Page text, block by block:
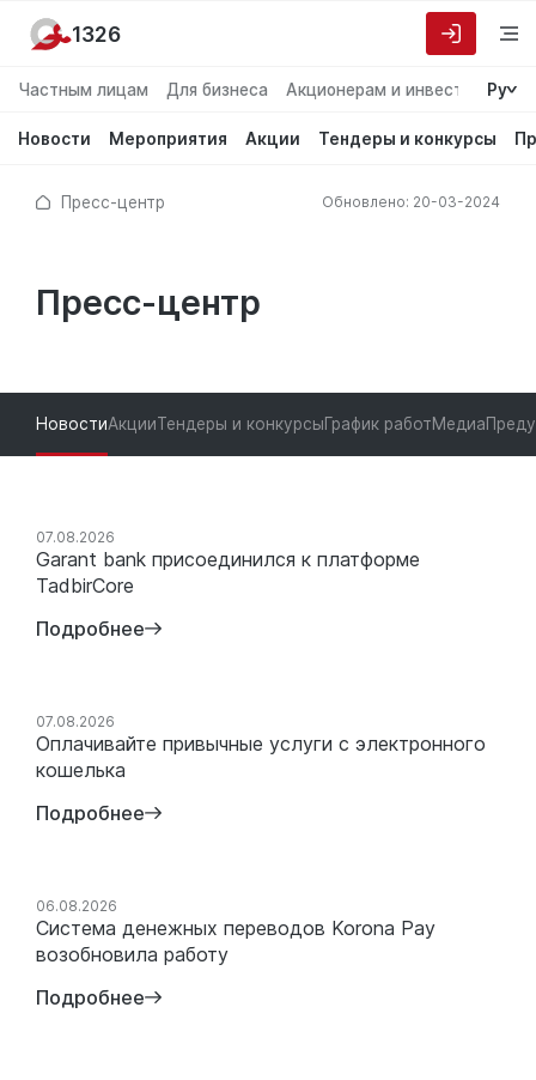
Частным лицам Для бизнеса Акционерам и инвесторам
Ру
Новости Мероприятия Акции Тендеры и конкурсы
1326
Пресс-центр Обновлено: 20-03-2024
Пресс-центр
НовостиАкцииТендеры и конкурсыГрафик работМедиа
Новости
07.08.2026
Garant bank присоединился к платформе
TadbirCore
Подробнее
07.08.2026
Оплачивайте привычные услуги с электронного
кошелька
Подробнее
06.08.2026
Система денежных переводов Korona Pay
возобновила работу
Подробнее